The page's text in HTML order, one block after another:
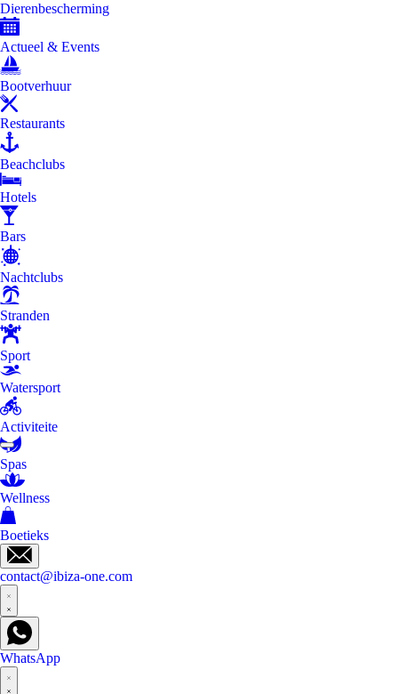
Dierenbescherming
Actueel & Events
Bootverhuur
Restaurants
Beachclubs
Hotels
Bars
Nachtclubs
Stranden
Sport
Watersport
Activiteite
Spas
Wellness
Boetieks
contact@ibiza-one.com
WhatsApp